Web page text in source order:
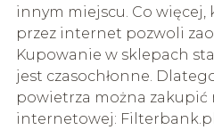
innym miejscu. Co
przez internet pozwoli
Kupowanie w sklepach
jest czasochłonne.
powietrza można zakupić
internetowej: